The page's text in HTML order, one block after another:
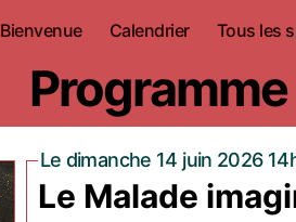
Bienvenue Calendrier Tous les
Programme
Le dimanche 14 juin 2026
Le Malade